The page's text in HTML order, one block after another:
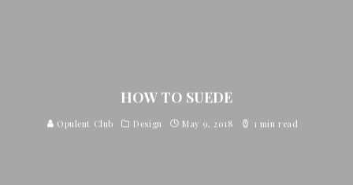
HOW TO SUEDE
Opulent Club Design May 9, 2018 1 min read